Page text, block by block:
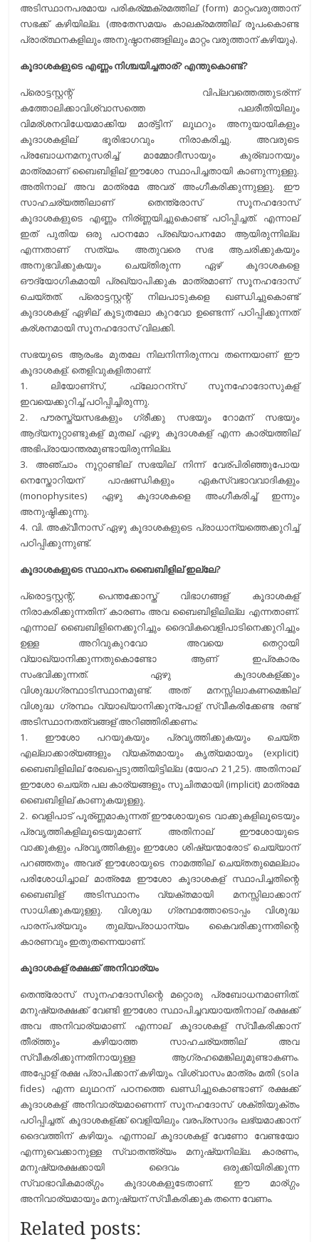
അടിസ്ഥാനപരമായ പരികര്മ്മക്രമത്തില് (form) മാറ്റംവരുത്താന്
സഭക്ക് കഴിയില്ല. (അതേസമയം കാലക്രമത്തില് രൂപംകൊണ്ട
പ്രാര്ത്ഥനകളിലും അനുഷ്ഠാനങ്ങളിലും മാറ്റം വരുത്താന് കഴിയും).
കൂദാശകളുടെ എണ്ണം നിശ്ചയിച്ചതാര്? എന്തുകൊണ്ട്?
പ്രൊട്ടസ്റ്റന്റ് വിപ്ലവത്തെത്തുടര്ന്ന്
കത്തോലിക്കാവിശ്വാസത്തെ പലരീതിയിലും
വിമര്ശനവിധേയമാക്കിയ മാര്ട്ടിന് ലൂഥറും അനുയായികളും
കൂദാശകളില് ഭൂരിഭാഗവും നിരാകരിച്ചു. അവരുടെ
പ്രബോധനമനുസരിച്ച് മാമ്മോദീസായും കുര്ബാനയും
മാത്രമാണ് ബൈബിളില് ഈശോ സ്ഥാപിച്ചതായി കാണുന്നുള്ളു.
അതിനാല് അവ മാത്രമേ അവര് അംഗീകരിക്കുന്നുള്ളു. ഈ
സാഹചര്യത്തിലാണ് തെന്ത്രോസ് സൂനഹദോസ്
കൂദാശകളുടെ എണ്ണം നിര്ണ്ണയിച്ചുകൊണ്ട് പഠിപ്പിച്ചത്. എന്നാല്
ഇത് പുതിയ ഒരു പഠനമോ പ്രഖ്യാപനമോ ആയിരുന്നില്ല
എന്നതാണ് സത്യം. അതുവരെ സഭ ആചരിക്കുകയും
അനുഭവിക്കുകയും ചെയ്തിരുന്ന ഏഴ് കൂദാശകളെ
ഔദ്യോഗികമായി പ്രഖ്യാപിക്കുക മാത്രമാണ് സൂനഹദോസ്
ചെയ്തത്. പ്രൊട്ടസ്റ്റന്റ് നിലപാടുകളെ ഖണ്ഡിച്ചുകൊണ്ട്
കൂദാശകള് ഏഴില് കൂടുതലോ കുറവോ ഉണ്ടെന്ന് പഠിപ്പിക്കുന്നത്
കര്ശനമായി സൂനഹദോസ് വിലക്കി.
സഭയുടെ ആരംഭം മുതലേ നിലനിന്നിരുന്നവ തന്നെയാണ് ഈ
കൂദാശകള്. തെളിവുകളിതാണ്:
1. ലിയോണ്സ്, ഫ്ലോറന്സ് സൂനഹോദോസുകള്
ഇവയെക്കുറിച്ച് പഠിപ്പിച്ചിരുന്നു.
2. പൗരസ്ത്യസഭകളും ഗ്രീക്കു സഭയും റോമന് സഭയും
ആദ്യനൂറ്റാണ്ടുകള് മുതല് ഏഴു കൂദാശകള് എന്ന കാര്യത്തില്
അഭിപ്രായാന്തരമുണ്ടായിരുന്നില്ല.
3. അഞ്ചാം നൂറ്റാണ്ടില് സഭയില് നിന്ന് വേര്പിരിഞ്ഞുപോയ
നെസ്തോറിയന് പാഷണ്ഡികളും ഏകസ്വഭാവവാദികളും
(monophysites) ഏഴു കൂദാശകളെ അംഗീകരിച്ച് ഇന്നും
അനുഷ്ഠിക്കുന്നു.
4. വി. അക്വീനാസ് ഏഴു കൂദാശകളുടെ പ്രാധാന്യത്തെക്കുറിച്ച്
പഠിപ്പിക്കുന്നുണ്ട്.
കൂദാശകളുടെ സ്ഥാപനം ബൈബിളില് ഇല്ലേ?
പ്രൊട്ടസ്റ്റന്റ്, പെന്തക്കോസ്ത് വിഭാഗങ്ങള് കൂദാശകള്
നിരാകരിക്കുന്നതിന് കാരണം അവ ബൈബിളിലില്ല എന്നതാണ്.
എന്നാല് ബൈബിളിനെക്കുറിച്ചും ദൈവികവെളിപാടിനെക്കുറിച്ചും
ഉള്ള അറിവുകുറവോ അവയെ തെറ്റായി
വ്യാഖ്യാനിക്കുന്നതുകൊണ്ടോ ആണ് ഇപ്രകാരം
സംഭവിക്കുന്നത്. ഏഴു കൂദാശകള്ക്കും
വിശുദ്ധഗ്രന്ഥാടിസ്ഥാനമുണ്ട്. അത് മനസ്സിലാകണമെങ്കില്
വിശുദ്ധ ഗ്രന്ഥം വ്യാഖ്യാനിക്കുന്പോള് സ്വീകരിക്കേണ്ട രണ്ട്
അടിസ്ഥാനതത്വങ്ങള് അറിഞ്ഞിരിക്കണം:
1. ഈശോ പറയുകയും പ്രവൃത്തിക്കുകയും ചെയ്ത
എല്ലാക്കാര്യങ്ങളും വ്യക്തമായും കൃത്യമായും (explicit)
ബൈബിളിലില് രേഖപ്പെടുത്തിയിട്ടില്ല (യോഹ 21,25). അതിനാല്
ഈശോ ചെയ്ത പല കാര്യങ്ങളും സൂചിതമായി (implicit) മാത്രമേ
ബൈബിളില് കാണുകയുള്ളു.
2. വെളിപാട് പൂര്ണ്ണമാകുന്നത് ഈശോയുടെ വാക്കുകളിലൂടെയും
പ്രവൃത്തികളിലൂടെയുമാണ്. അതിനാല് ഈശോയുടെ
വാക്കുകളും പ്രവൃത്തികളും ഈശോ ശിഷ്യന്മാരോട് ചെയ്യാന്
പറഞ്ഞതും അവര് ഈശോയുടെ നാമത്തില് ചെയ്തതുമെല്ലാം
പരിശോധിച്ചാല് മാത്രമേ ഈശോ കൂദാശകള് സ്ഥാപിച്ചതിന്റെ
ബൈബിള് അടിസ്ഥാനം വ്യക്തമായി മനസ്സിലാക്കാന്
സാധിക്കുകയുള്ളു. വിശുദ്ധ ഗ്രന്ഥത്തോടൊപ്പം വിശുദ്ധ
പാരന്പര്യവും തുല്യപ്രാധാന്യം കൈവരിക്കുന്നതിന്റെ
കാരണവും ഇതുതന്നെയാണ്.
കൂദാശകള് രക്ഷക്ക് അനിവാര്യം
തെന്ത്രോസ് സൂനഹദോസിന്റെ മറ്റൊരു പ്രബോധനമാണിത്.
മനുഷ്യരക്ഷക്ക് വേണ്ടി ഈശോ സ്ഥാപിച്ചവയായതിനാല് രക്ഷക്ക്
അവ അനിവാര്യമാണ്. എന്നാല് കൂദാശകള് സ്വീകരിക്കാന്
തീര്ത്തും കഴിയാത്ത സാഹചര്യത്തില് അവ
സ്വീകരിക്കുന്നതിനായുള്ള ആഗ്രഹമെങ്കിലുമുണ്ടാകണം.
അപ്പോള് രക്ഷ പ്രാപിക്കാന് കഴിയും. വിശ്വാസം മാത്രം മതി (sola
fides) എന്ന ലൂഥറന് പഠനത്തെ ഖണ്ഡിച്ചുകൊണ്ടാണ് രക്ഷക്ക്
കൂദാശകള് അനിവാര്യമാണെന്ന് സൂനഹദോസ് ശക്തിയുക്തം
പഠിപ്പിച്ചത്. കൂദാശകള്ക്ക് വെളിയിലും വരപ്രസാദം ലഭ്യമാക്കാന്
ദൈവത്തിന് കഴിയും. എന്നാല് കൂദാശകള് വേണോ വേണ്ടയോ
എന്നുവെക്കാനുള്ള സ്വാതന്ത്ര്യം മനുഷ്യനില്ല. കാരണം,
മനുഷ്യരക്ഷക്കായി ദൈവം ഒരുക്കിയിരിക്കുന്ന
സ്വാഭാവികമാര്ഗ്ഗം കൂദാശകളുടേതാണ്. ഈ മാര്ഗ്ഗം
അനിവാര്യമായും മനുഷ്യന് സ്വീകരിക്കുക തന്നെ വേണം.
Related posts: